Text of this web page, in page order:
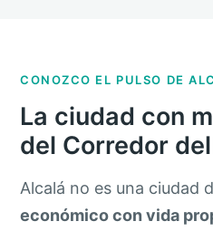
CONOZCO EL PULSO DE
La ciudad con
del Corredor
Alcalá no es una ciudad
económico con vida